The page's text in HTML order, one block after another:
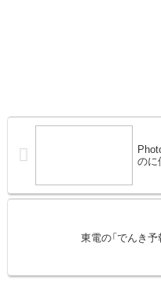
のに
東電の「でんき予